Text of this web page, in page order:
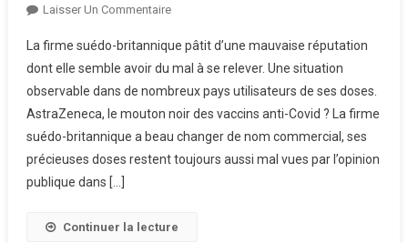
Laisser Un CommentaireSur
Mauvaises
Fortunes
Du
Vaccin
AstraZeneca
La firme suédo-britannique pâtit d’une mauvaise réputation
dont elle semble avoir du mal à se relever. Une situation
observable dans de nombreux pays utilisateurs de ses doses.
AstraZeneca, le mouton noir des vaccins anti-Covid ? La firme
suédo-britannique a beau changer de nom commercial, ses
précieuses doses restent toujours aussi mal vues par l’opinion
publique dans […]
Continuer la lecture